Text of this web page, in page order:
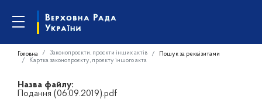
Головна Законопроєкти, проєкти інших актів
Пошук за реквізитами
Картка законопроєкту, проєкту іншого акта
Назва файлу:
Подання (06.09.2019).pdf